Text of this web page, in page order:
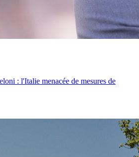
: l'Italie menacée de mesures de